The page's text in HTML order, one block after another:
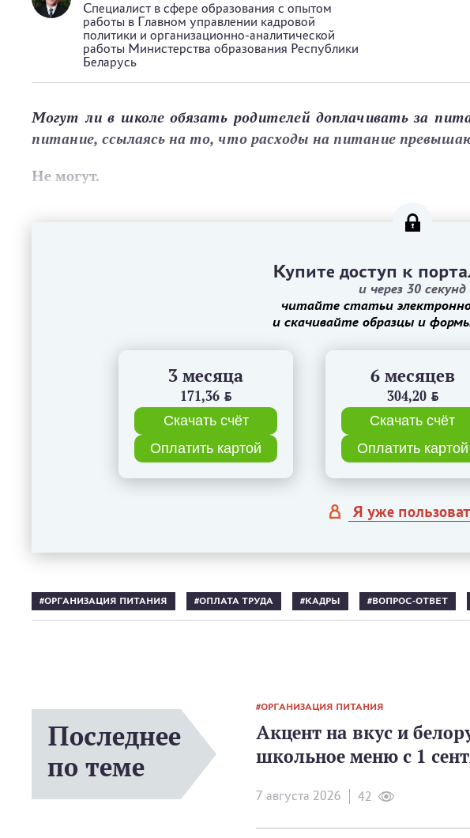
Специалист в сфере образования с опытом
работы в Главном управлении кадровой
политики и организационно-аналитической
работы Министерства образования Республики
Беларусь
Могут ли в школе обязать родителей доплачивать за
питание, ссылаясь на то, что расходы на питание
Не могут.
Купите доступ к
и через 30 секунд
читайте статьи
и скачивайте образцы и
3 месяца
171,36 BYN
Скачать счёт
Оплатить картой
6 месяцев
304,20 BYN
Скачать счёт
Оплатить картой
Я уже
ОРГАНИЗАЦИЯ ПИТАНИЯ ОПЛАТА ТРУДА КАДРЫ ВОПРОС-ОТВЕТ
Последнее
по теме
ОРГАНИЗАЦИЯ ПИТАНИЯ
Акцент на вкус и
школьное меню с 1
7 августа 2026 42